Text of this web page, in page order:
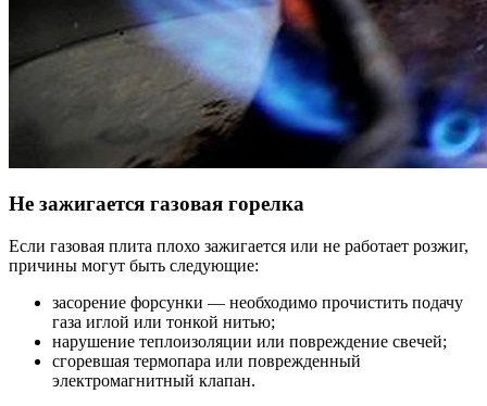
Не зажигается газовая горелка
Если газовая плита плохо зажигается или не работает розжиг,
причины могут быть следующие:
засорение форсунки — необходимо прочистить подачу
газа иглой или тонкой нитью;
нарушение теплоизоляции или повреждение свечей;
сгоревшая термопара или поврежденный
электромагнитный клапан.